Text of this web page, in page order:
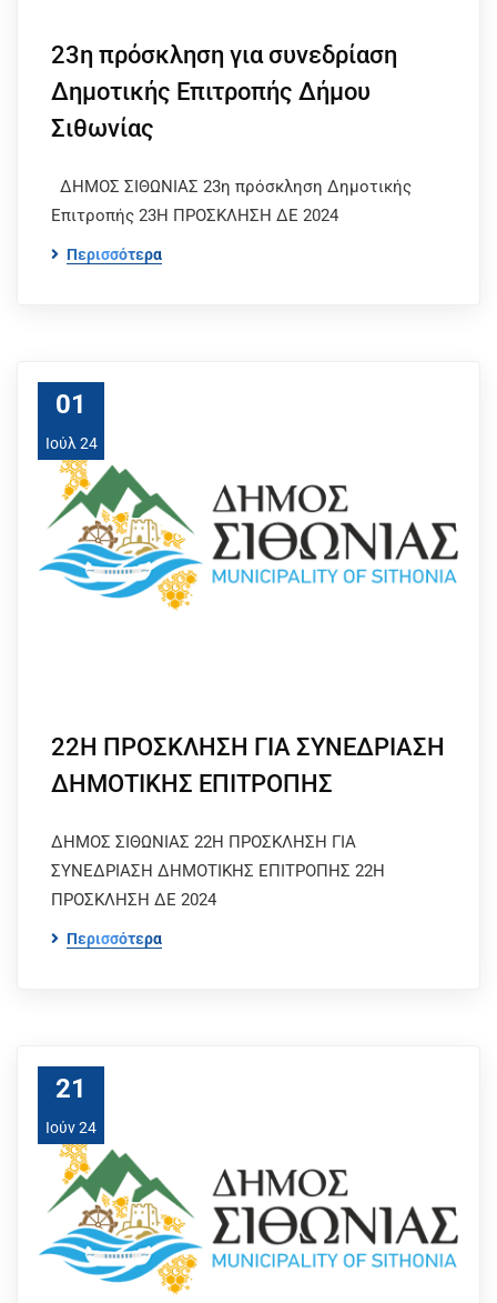
23η πρόσκληση για συνεδρίαση
Δημοτικής Επιτροπής Δήμου
Σιθωνίας
ΔΗΜΟΣ ΣΙΘΩΝΙΑΣ 23η πρόσκληση Δημοτικής
Επιτροπής 23Η ΠΡΟΣΚΛΗΣΗ ΔΕ 2024
Περισσότερα
01
Ιούλ 24
22Η ΠΡΟΣΚΛΗΣΗ ΓΙΑ ΣΥΝΕΔΡΙΑΣΗ
ΔΗΜΟΤΙΚΗΣ ΕΠΙΤΡΟΠΗΣ
ΔΗΜΟΣ ΣΙΘΩΝΙΑΣ 22Η ΠΡΟΣΚΛΗΣΗ ΓΙΑ
ΣΥΝΕΔΡΙΑΣΗ ΔΗΜΟΤΙΚΗΣ ΕΠΙΤΡΟΠΗΣ 22Η
ΠΡΟΣΚΛΗΣΗ ΔΕ 2024
Περισσότερα
21
Ιούν 24